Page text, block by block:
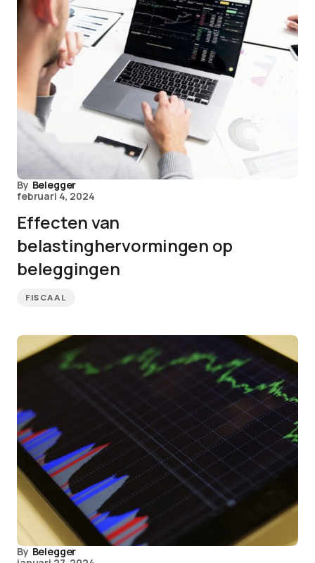
By Belegger
februari 4, 2024
Effecten van
belastinghervormingen op
beleggingen
FISCAAL
By Belegger